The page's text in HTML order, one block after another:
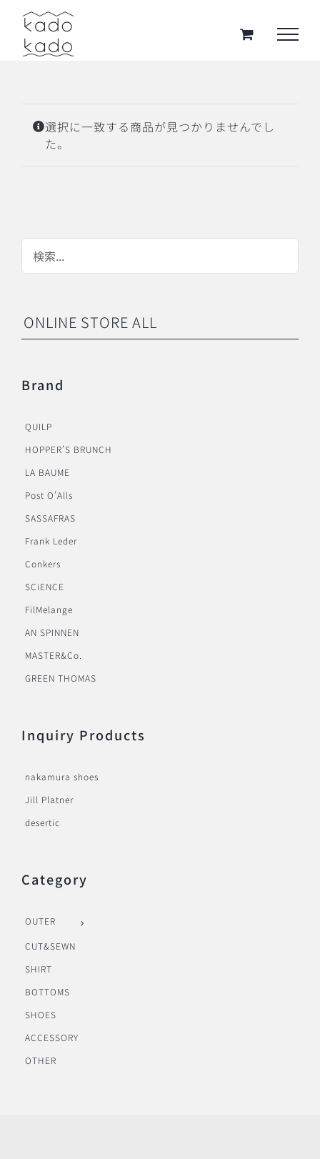
Skip
content
選択に一致する商品が見つかりませんでし
た。
ONLINE STORE ALL
Brand
QUILP
HOPPER’S BRUNCH
LA BAUME
Post O’Alls
SASSAFRAS
Frank Leder
Conkers
SCiENCE
FilMelange
AN SPINNEN
MASTER&Co.
GREEN THOMAS
Inquiry Products
nakamura shoes
Jill Platner
desertic
Category
OUTER
CUT&SEWN
SHIRT
BOTTOMS
SHOES
ACCESSORY
OTHER